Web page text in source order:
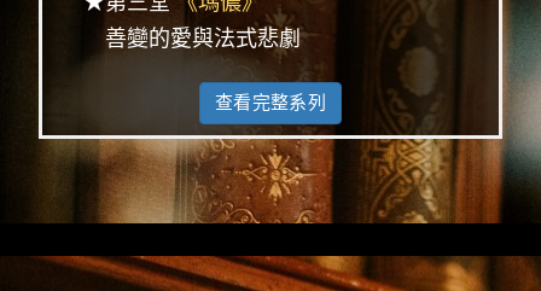
善變的愛與法式悲劇
查看完整系列